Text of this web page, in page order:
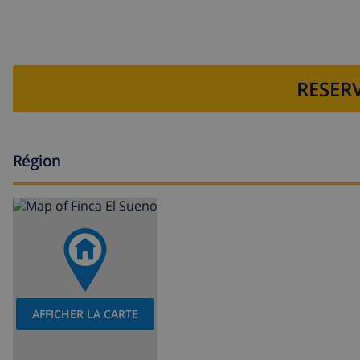
Région
AFFICHER LA CARTE